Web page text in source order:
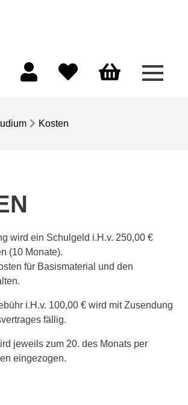
Menü
Kosten
wird ein Schulgeld i.H.v. 250,00 €
(10 Monate).
für Basismaterial und den
i.H.v. 100,00 € wird mit Zusendung
fällig.
jeweils zum 20. des Monats per
eingezogen.